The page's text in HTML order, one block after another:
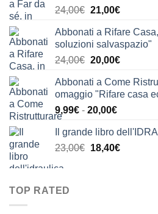
24,00€ Il
originale
era:
24,00€.
21,00€Il
attuale
è:
21,00€.
Abbonati a Rifare
soluzioni salvaspazio"
24,00€ Il
originale
era:
24,00€.
20,00€Il
attuale
è:
Abbonati a Come
omaggio "Rifare casa
9,99€ - 20,00€Fascia
prezzo:
da
Il grande libro
23,00€ Il
18,40€Il
TOP RATED